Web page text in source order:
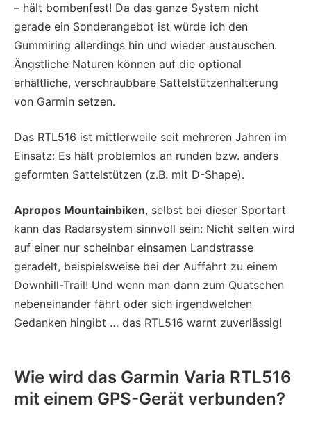
– hält bombenfest! Da das ganze System nicht
gerade ein Sonderangebot ist würde ich den
Gummiring allerdings hin und wieder austauschen.
Ängstliche Naturen können auf die optional
erhältliche, verschraubbare Sattelstützenhalterung
von Garmin setzen.
Das RTL516 ist mittlerweile seit mehreren Jahren im
Einsatz: Es hält problemlos an runden bzw. anders
geformten Sattelstützen (z.B. mit D-Shape).
Apropos Mountainbiken, selbst bei dieser Sportart
kann das Radarsystem sinnvoll sein: Nicht selten wird
auf einer nur scheinbar einsamen Landstrasse
geradelt, beispielsweise bei der Auffahrt zu einem
Downhill-Trail! Und wenn man dann zum Quatschen
nebeneinander fährt oder sich irgendwelchen
Gedanken hingibt … das RTL516 warnt zuverlässig!
Wie wird das Garmin Varia RTL516
mit einem GPS-Gerät verbunden?